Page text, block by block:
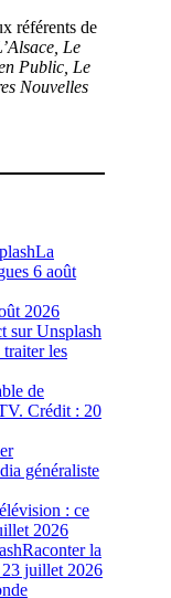
référents de
Le
Public, Le
Nouvelles
La
6 août
2026
les
généraliste
: ce
2026
Raconter la
23 juillet 2026